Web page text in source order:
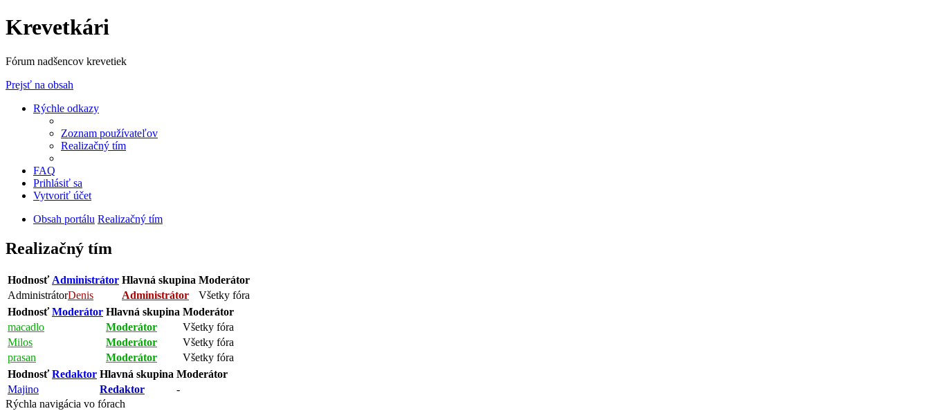
Krevetkári
Fórum nadšencov krevetiek
Prejsť na obsah
Rýchle odkazy
Zoznam používateľov
Realizačný tím
FAQ
Prihlásiť sa
Vytvoriť účet
Obsah portálu Realizačný tím
Realizačný tím
Hodnosť Administrátor Hlavná skupina Moderátor
AdministrátorDenis Administrátor
Všetky fóra
HodnosťModerátor Hlavná skupina Moderátor
macadlo
Moderátor
Všetky fóra
Milos
Moderátor
Všetky fóra
prasan
Moderátor
Všetky fóra
HodnosťRedaktor Hlavná skupina Moderátor
Majino
Redaktor
-
Rýchla navigácia vo fórach